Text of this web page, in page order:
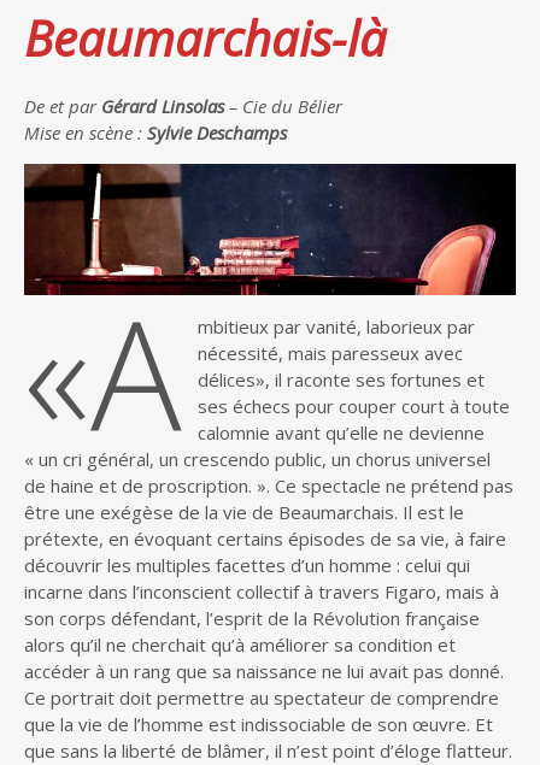
Beaumarchais-là
De et par Gérard Linsolas– Cie du Bélier
Mise en scène : Sylvie Deschamps
«A
mbitieux par vanité, laborieux par
nécessité, mais paresseux avec
délices», il raconte ses fortunes et
ses échecs pour couper court à toute
calomnie avant qu’elle ne devienne
« un cri général, un crescendo public, un chorus universel
de haine et de proscription. ». Ce spectacle ne prétend pas
être une exégèse de la vie de Beaumarchais. Il est le
prétexte, en évoquant certains épisodes de sa vie, à faire
découvrir les multiples facettes d’un homme : celui qui
incarne dans l’inconscient collectif à travers Figaro, mais à
son corps défendant, l’esprit de la Révolution française
alors qu’il ne cherchait qu’à améliorer sa condition et
accéder à un rang que sa naissance ne lui avait pas donné.
Ce portrait doit permettre au spectateur de comprendre
que la vie de l’homme est indissociable de son œuvre. Et
que sans la liberté de blâmer, il n’est point d’éloge flatteur.